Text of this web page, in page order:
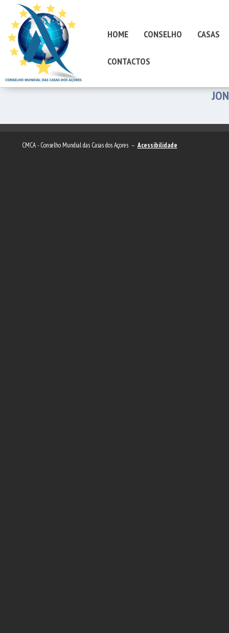
HOME CONSELHO CASAS
CONTACTOS
CMCA - Conselho Mundial das Casas dos Açores – Acessibilidade